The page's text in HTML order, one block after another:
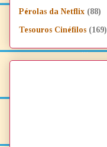
Pérolas da Netflix (88)
Tesouros Cinéfilos (169)